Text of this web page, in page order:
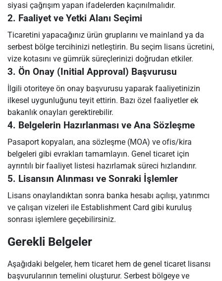
siyasi çağrışım yapan ifadelerden kaçınılmalıdır.
2. Faaliyet ve Yetki Alanı Seçimi
Ticaretini yapacağınız ürün gruplarını ve mainland ya da
serbest bölge tercihinizi netleştirin. Bu seçim lisans ücretini,
vize kotasını ve gümrük süreçlerinizi doğrudan etkiler.
3. Ön Onay (Initial Approval) Başvurusu
İlgili otoriteye ön onay başvurusu yaparak faaliyetinizin
ilkesel uygunluğunu teyit ettirin. Bazı özel faaliyetler ek
bakanlık onayları gerektirebilir.
4. Belgelerin Hazırlanması ve Ana Sözleşme
Pasaport kopyaları, ana sözleşme (MOA) ve ofis/kira
belgeleri gibi evrakları tamamlayın. Genel ticaret için
ayrıntılı bir faaliyet listesi hazırlamak süreci hızlandırır.
5. Lisansın Alınması ve Sonraki İşlemler
Lisans onaylandıktan sonra banka hesabı açılışı, yatırımcı
ve çalışan vizeleri ile Establishment Card gibi kuruluş
sonrası işlemlere geçebilirsiniz.
Gerekli Belgeler
Aşağıdaki belgeler, hem ticaret hem de genel ticaret lisansı
başvurularının temelini oluşturur. Serbest bölgeye ve